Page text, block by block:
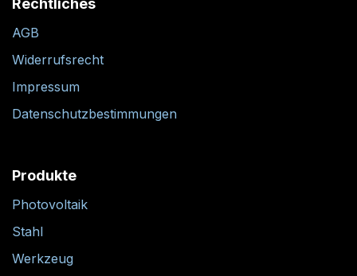
AGB
Widerrufsrecht
Impressum
Datenschutzbestimmungen
Produkte
Photovoltaik
Stahl
Werkzeug